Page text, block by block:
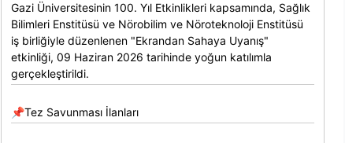
Gazi Üniversitesinin 100. Yıl Etkinlikleri kapsamında, Sağlık
Bilimleri Enstitüsü ve Nörobilim ve Nöroteknoloji Enstitüsü
iş birliğiyle düzenlenen "Ekrandan Sahaya Uyanış"
etkinliği, 09 Haziran 2026 tarihinde yoğun katılımla
gerçekleştirildi.
📌Tez Savunması İlanları